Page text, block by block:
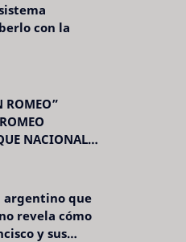
con la
ROMEO”
NACIONAL
argentino que
revela cómo
y sus